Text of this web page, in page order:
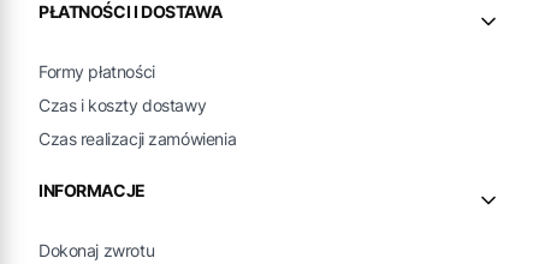
PŁATNOŚCI I DOSTAWA
Formy płatności
Czas i koszty dostawy
Czas realizacji zamówienia
INFORMACJE
Dokonaj zwrotu